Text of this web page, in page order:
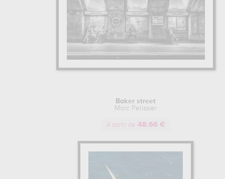
Baker street
Marc Pelissier
A partir de 48.66 €